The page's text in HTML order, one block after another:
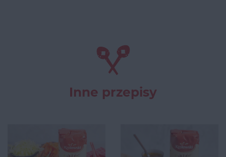
Inne przepisy